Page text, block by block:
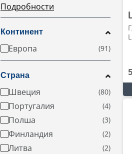
Подробности
Континент
Европа
Страна
Швеция
Португалия
Полша
Финландия
Литва